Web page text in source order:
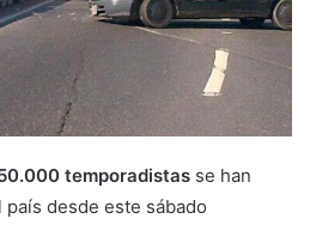
temporadistas se han
desde este sábado